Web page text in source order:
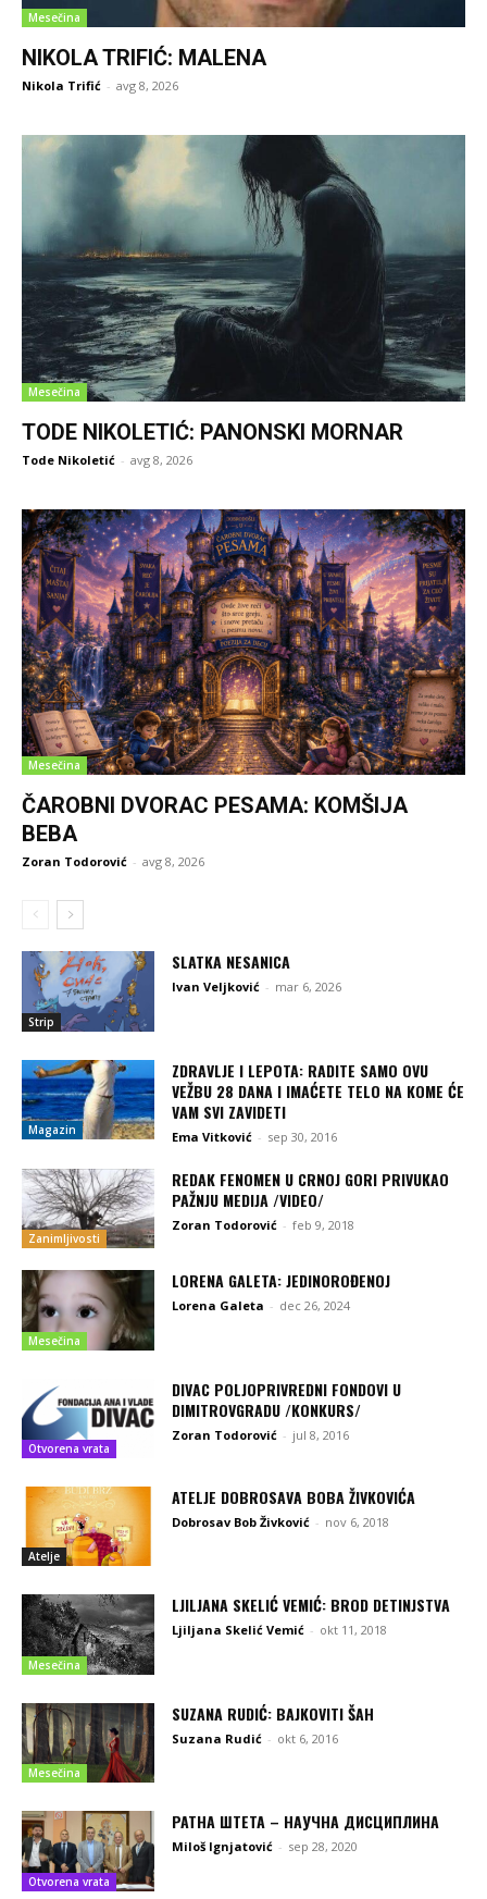
Mesečina
NIKOLA TRIFIĆ: MALENA
Nikola Trifić - avg 8, 2026
Mesečina
TODE NIKOLETIĆ: PANONSKI MORNAR
Tode Nikoletić - avg 8, 2026
Mesečina
ČAROBNI DVORAC PESAMA: KOMŠIJA
BEBA
Zoran Todorović - avg 8, 2026
Strip
SLATKA NESANICA
Ivan Veljković - mar 6, 2026
Magazin
ZDRAVLJE I LEPOTA: RADITE SAMO OVU
VEŽBU 28 DANA I IMAĆETE TELO NA KOME ĆE
VAM SVI ZAVIDETI
Ema Vitković - sep 30, 2016
Zanimljivosti
REDAK FENOMEN U CRNOJ GORI PRIVUKAO
PAŽNJU MEDIJA /VIDEO/
Zoran Todorović - feb 9, 2018
Mesečina
LORENA GALETA: JEDINOROĐENOJ
Lorena Galeta - dec 26, 2024
Otvorena vrata
DIVAC POLJOPRIVREDNI FONDOVI U
DIMITROVGRADU /KONKURS/
Zoran Todorović - jul 8, 2016
Atelje
ATELJE DOBROSAVA BOBA ŽIVKOVIĆA
Dobrosav Bob Živković - nov 6, 2018
Mesečina
LJILJANA SKELIĆ VEMIĆ: BROD DETINJSTVA
Ljiljana Skelić Vemić - okt 11, 2018
Mesečina
SUZANA RUDIĆ: BAJKOVITI ŠAH
Suzana Rudić - okt 6, 2016
Otvorena vrata
РАТНА ШТЕТА – НАУЧНА ДИСЦИПЛИНА
Miloš Ignjatović - sep 28, 2020